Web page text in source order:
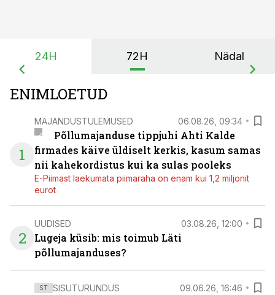
24H 72H Nädal
ENIMLOETUD
1
MAJANDUSTULEMUSED 06.08.26, 09:34
Põllumajanduse tippjuhi Ahti Kalde
firmades käive üldiselt kerkis, kasum samas
nii kahekordistus kui ka sulas pooleks
E-Piimast laekumata piimaraha on enam kui 1,2 miljonit
eurot
2
UUDISED 03.08.26, 12:00
Lugeja küsib: mis toimub Läti
põllumajanduses?
ST SISUTURUNDUS 09.06.26, 16:46